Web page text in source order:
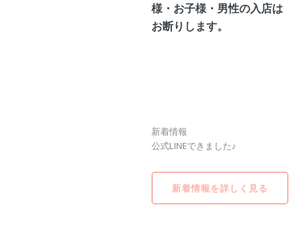
様・お子様・男性の入店は
お断りします。
新着情報
公式LINEできました♪
新着情報を詳しく見る